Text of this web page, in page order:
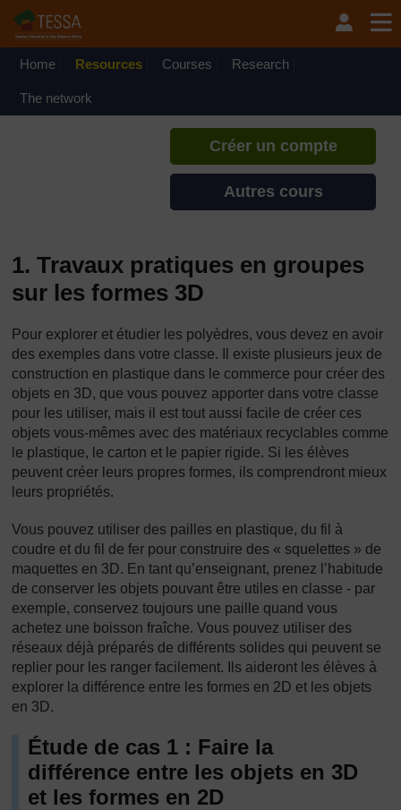
Home Resources Courses Research
The network
Si vous créez un compte, vous
pouvez établir un profil
Créer un compte
Autres cours
1. Travaux pratiques en groupes
sur les formes 3D
Pour explorer et étudier les polyèdres, vous devez en avoir
des exemples dans votre classe. Il existe plusieurs jeux de
construction en plastique dans le commerce pour créer des
objets en 3D, que vous pouvez apporter dans votre classe
pour les utiliser, mais il est tout aussi facile de créer ces
objets vous-mêmes avec des matériaux recyclables comme
le plastique, le carton et le papier rigide. Si les élèves
peuvent créer leurs propres formes, ils comprendront mieux
leurs propriétés.
Vous pouvez utiliser des pailles en plastique, du fil à
coudre et du fil de fer pour construire des « squelettes » de
maquettes en 3D. En tant qu’enseignant, prenez l’habitude
de conserver les objets pouvant être utiles en classe - par
exemple, conservez toujours une paille quand vous
achetez une boisson fraîche. Vous pouvez utiliser des
réseaux déjà préparés de différents solides qui peuvent se
replier pour les ranger facilement. Ils aideront les élèves à
explorer la différence entre les formes en 2D et les objets
en 3D.
Étude de cas 1 : Faire la
différence entre les objets en 3D
et les formes en 2D